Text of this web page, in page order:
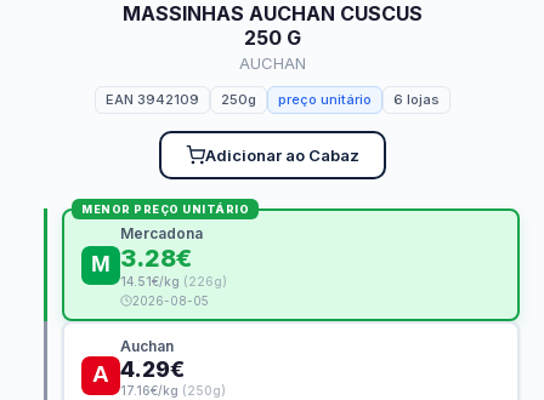
Mercadona
3.28€
14.51€/kg (226g)
2026-08-05
MENOR PREÇO UNITÁRIO
Auchan
4.29€
17.16€/kg (250g)
MASSINHAS AUCHAN CUSCUS
250 G
AUCHAN
EAN 3942109 250g preço unitário 6 lojas
Adicionar ao Cabaz